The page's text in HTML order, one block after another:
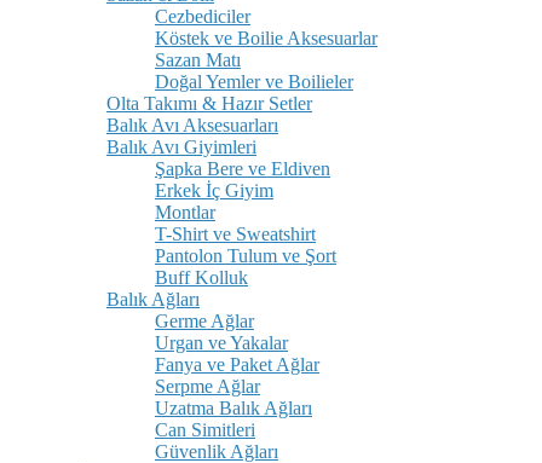
Cezbediciler
Köstek ve Boilie Aksesuarlar
Sazan Matı
Doğal Yemler ve Boilieler
Olta Takımı & Hazır Setler
Balık Avı Aksesuarları
Balık Avı Giyimleri
Şapka Bere ve Eldiven
Erkek İç Giyim
Montlar
T-Shirt ve Sweatshirt
Pantolon Tulum ve Şort
Buff Kolluk
Balık Ağları
Germe Ağlar
Urgan ve Yakalar
Fanya ve Paket Ağlar
Serpme Ağlar
Uzatma Balık Ağları
Can Simitleri
Güvenlik Ağları